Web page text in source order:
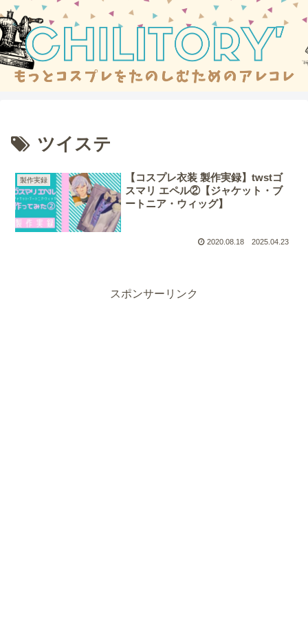
ツイステ
製作実録
【コスプレ衣装 製作実録】twstゴ
スマリ エペル②【ジャケット・ブ
ートニア・ウィッグ】
2020.08.18 2025.04.23
スポンサーリンク